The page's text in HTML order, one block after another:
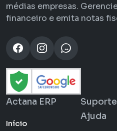
médias empresas.
financeiro e emita notas
Actana ERP
Início
Ajuda